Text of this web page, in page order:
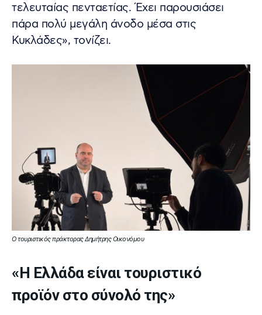
τελευταίας πενταετίας. Έχει παρουσιάσει
πάρα πολύ μεγάλη άνοδο μέσα στις
Κυκλάδες», τονίζει.
Ο τουριστικός πράκτορας Δημήτρης Οικονόμου
«Η Ελλάδα είναι τουριστικό
προϊόν στο σύνολό της»